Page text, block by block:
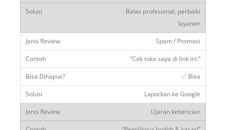
Balas profesional, perbaiki
layanan
Spam / Promosi
“Cek toko saya di link ini.”
✅ Bisa
Laporkan ke Google
Ujaran kebencian